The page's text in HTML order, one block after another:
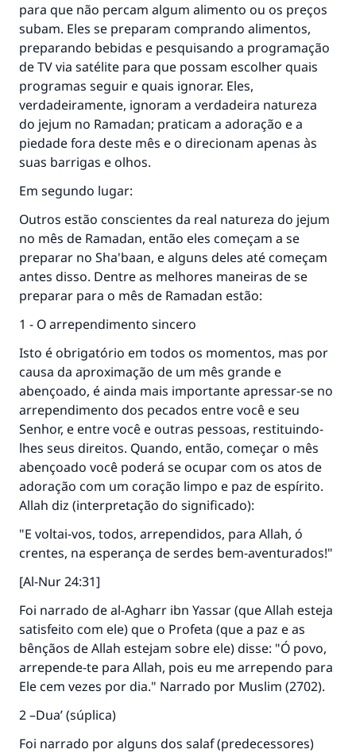
para que não percam algum alimento ou os preços
subam. Eles se preparam comprando alimentos,
preparando bebidas e pesquisando a programação
de TV via satélite para que possam escolher quais
programas seguir e quais ignorar. Eles,
verdadeiramente, ignoram a verdadeira natureza
do jejum no Ramadan; praticam a adoração e a
piedade fora deste mês e o direcionam apenas às
suas barrigas e olhos.
Em segundo lugar:
Outros estão conscientes da real natureza do jejum
no mês de Ramadan, então eles começam a se
preparar no Sha'baan, e alguns deles até começam
antes disso. Dentre as melhores maneiras de se
preparar para o mês de Ramadan estão:
1 - O arrependimento sincero
Isto é obrigatório em todos os momentos, mas por
causa da aproximação de um mês grande e
abençoado, é ainda mais importante apressar-se no
arrependimento dos pecados entre você e seu
Senhor, e entre você e outras pessoas, restituindo-
lhes seus direitos. Quando, então, começar o mês
abençoado você poderá se ocupar com os atos de
adoração com um coração limpo e paz de espírito.
Allah diz (interpretação do significado):
"E voltai-vos, todos, arrependidos, para Allah, ó
crentes, na esperança de serdes bem-aventurados!"
[Al-Nur 24:31]
Foi narrado de al-Agharr ibn Yassar (que Allah esteja
satisfeito com ele) que o Profeta (que a paz e as
bênçãos de Allah estejam sobre ele) disse: "Ó povo,
arrepende-te para Allah, pois eu me arrependo para
Ele cem vezes por dia." Narrado por Muslim (2702).
2 –Dua’ (súplica)
Foi narrado por alguns dos salaf (predecessores)